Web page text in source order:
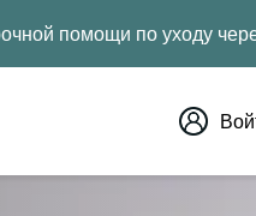
помощи по уходу